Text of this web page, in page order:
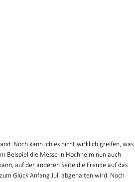
Noch kann ich es nicht wirklich greifen, was
Beispiel die Messe in Hochheim nun auch
auf der anderen Seite die Freude auf das
Glück Anfang Juli abgehalten wird. Noch